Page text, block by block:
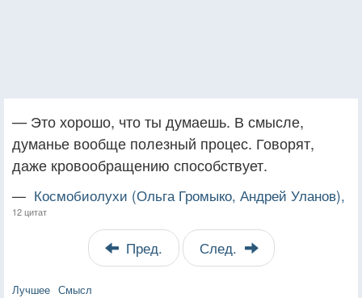
— Это хорошо, что ты думаешь. В смысле,
думанье вообще полезный процес. Говорят,
даже кровообращению способствует.
— Космобиолухи (Ольга Громыко, Андрей Уланов),
12 цитат
Пред. След.
Лучшее Смысл